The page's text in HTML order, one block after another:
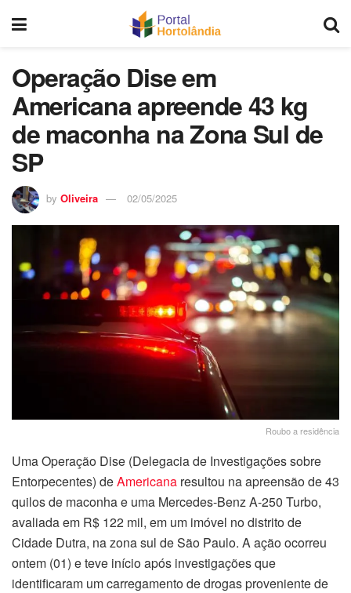
Operação Dise em
Americana apreende 43 kg
de maconha na Zona Sul de
SP
by Oliveira 02/05/2025
Roubo a residência
Uma Operação Dise (Delegacia de Investigações sobre
Entorpecentes) deAmericana resultou na apreensão de 43
quilos de maconha e uma Mercedes-Benz A-250 Turbo,
avaliada em R$ 122 mil, em um imóvel no distrito de
Cidade Dutra, na zona sul de São Paulo. A ação ocorreu
ontem (01) e teve início após investigações que
identificaram um carregamento de drogas proveniente de